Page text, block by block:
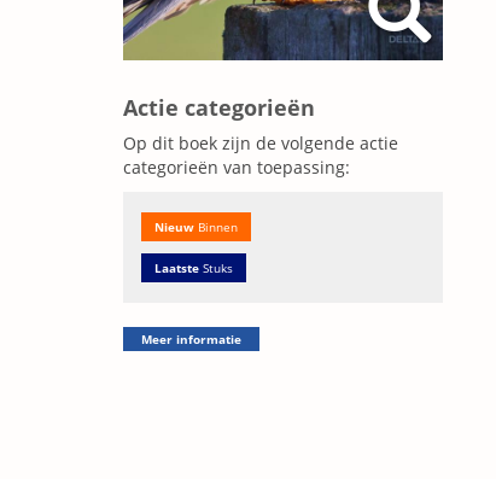
Actie categorieën
Op dit boek zijn de volgende actie
categorieën van toepassing:
Nieuw Binnen
Laatste Stuks
Meer informatie